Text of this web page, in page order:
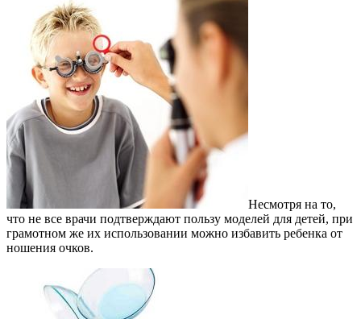
Несмотря на то,
что не все врачи подтверждают пользу моделей для детей, при
грамотном же их использовании можно избавить ребенка от
ношения очков.